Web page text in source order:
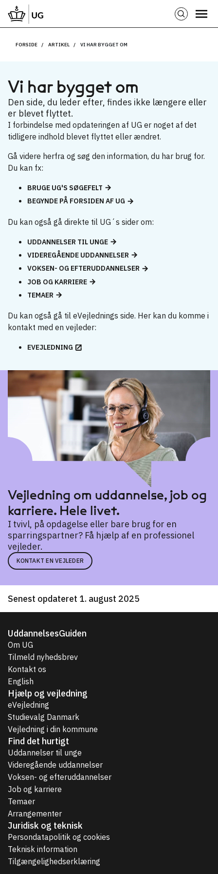
FORSIDE ARTIKEL VI HAR BYGGET OM
Vi har bygget om
Den side, du leder efter, findes ikke længere eller
er blevet flyttet.
I forbindelse med opdateringen af UG er noget af det
tidligere indhold blevet flyttet eller ændret.
Gå videre herfra og søg den information, du har brug for.
Du kan fx:
BRUGE UG'S SØGEFELT
BEGYNDE PÅ FORSIDEN AF UG
Du kan også gå direkte til UG´s sider om:
UDDANNELSER TIL UNGE
VIDEREGÅENDE UDDANNELSER
VOKSEN- OG EFTERUDDANNELSER
JOB OG KARRIERE
TEMAER
Du kan også gå til eVejlednings side. Her kan du komme i
kontakt med en vejleder:
EVEJLEDNING
Vejledning om uddannelse, job og
karriere. Hele livet.
I tvivl, på opdagelse eller bare brug for en
sparringspartner? Få hjælp af en professionel
vejleder.
KONTAKT EN VEJLEDER
Senest opdateret 1. august 2025
UddannelsesGuiden
Om UG
Tilmeld nyhedsbrev
Kontakt os
English
Hjælp og vejledning
eVejledning
Studievalg Danmark
Vejledning i din kommune
Find det hurtigt
Uddannelser til unge
Videregående uddannelser
Voksen- og efteruddannelser
Job og karriere
Temaer
Arrangementer
Juridisk og teknisk
Persondatapolitik og cookies
Teknisk information
Tilgængelighedserklæring